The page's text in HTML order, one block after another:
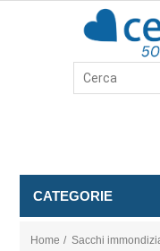
CATEGORIE
Home / Sacchi